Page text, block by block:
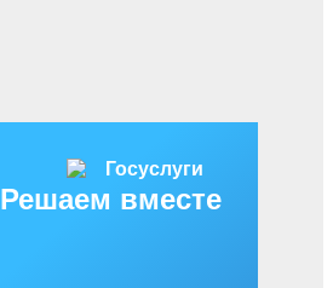
Решаем вместе